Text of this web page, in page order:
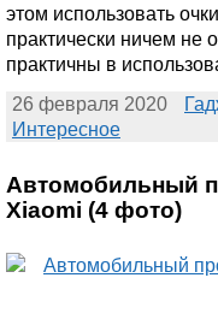
этом использовать
практически ничем не
практичны в
26 февраля 2020
Интересное
Автомобильный
Xiaomi (4 фото)